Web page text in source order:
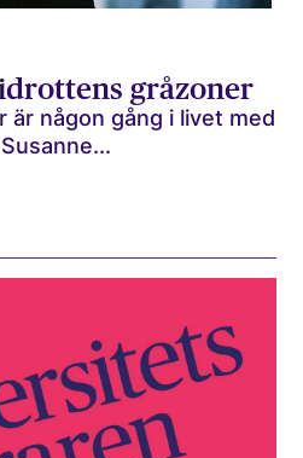
gråzoner
är någon gång i livet med